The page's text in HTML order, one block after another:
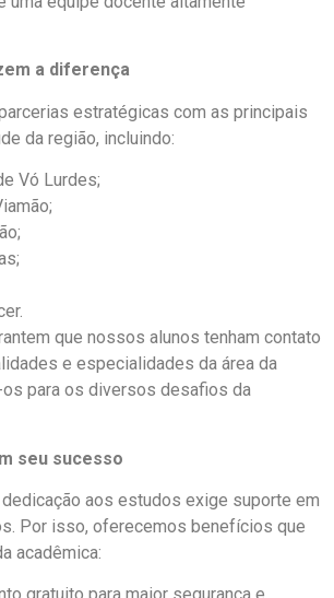
a diferença
estratégicas com as principais
da região, incluindo:
Vó Lurdes;
que nossos alunos tenham contato
e especialidades da área da
os para os diversos desafios da
seu sucesso
aos estudos exige suporte em
Por isso, oferecemos benefícios que
acadêmica: